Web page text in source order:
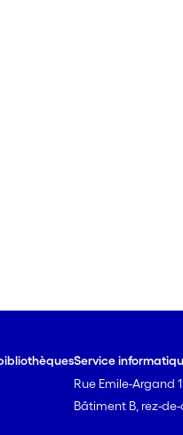
Service
Rue Emile-Argand
Bâtiment B, rez-